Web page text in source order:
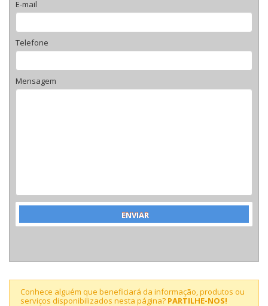
E-mail
Telefone
Mensagem
Conhece alguém que beneficiará da informação, produtos ou
serviços disponibilizados nesta página? PARTILHE-NOS!